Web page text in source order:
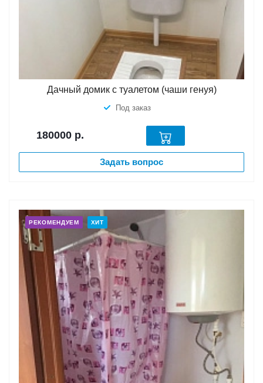
Дачный домик с туалетом (чаши генуя)
Под заказ
180000 р.
Задать вопрос
РЕКОМЕНДУЕМ ХИТ